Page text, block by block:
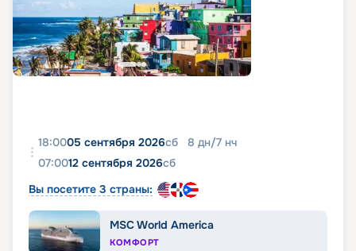
18:0005 сентября 2026сб 8 дн/7 нч
07:0012 сентября 2026сб
Вы посетите 3 страны:
MSC World America
КОМФОРТ